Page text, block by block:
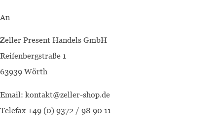
An
Zeller Present Handels GmbH
Reifenbergstraße 1
63939 Wörth
Email: kontakt@zeller-shop.de
Telefax +49 (0) 9372 / 98 90 11